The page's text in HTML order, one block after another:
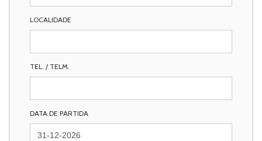
LOCALIDADE
TEL. / TELM.
DATA DE PARTIDA